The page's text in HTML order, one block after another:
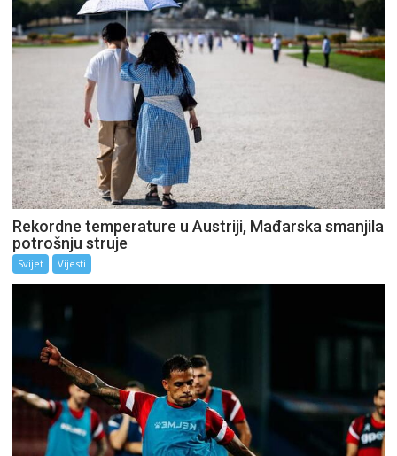
Rekordne temperature u Austriji, Mađarska smanjila
potrošnju struje
Svijet Vijesti